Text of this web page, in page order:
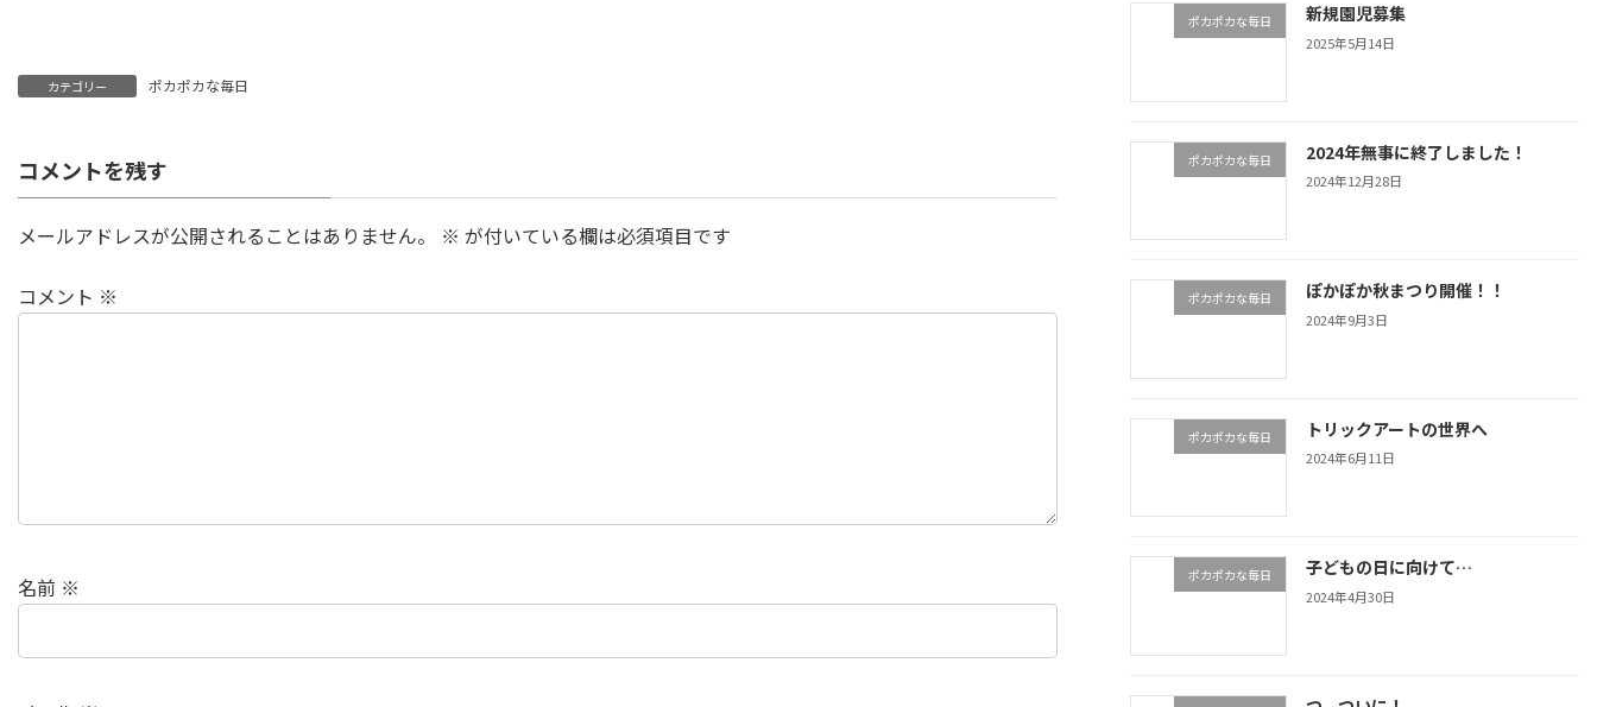
カテゴリー ポカポカな毎日
コメントを残す
メールアドレスが公開されることはありません。 ※ が付いている欄は必須項目です
コメント ※
名前 ※
ポカポカな毎日 新規園児募集
2025年5月14日
ポカポカな毎日 2024年無事に終了しました！
2024年12月28日
ポカポカな毎日 ぽかぽか秋まつり開催！！
2024年9月3日
ポカポカな毎日 トリックアートの世界へ
2024年6月11日
ポカポカな毎日 子どもの日に向けて…
2024年4月30日